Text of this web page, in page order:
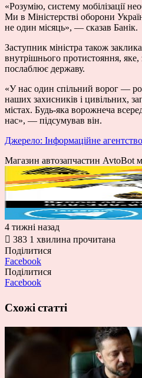
«Розумію, систему мобілізації
Ми в Міністерстві оборони
не один місяць», — сказав Банік.
Заступник міністра також
внутрішнього протистояння,
послаблює державу.
«У нас один спільний ворог —
наших захисників і цивільних,
містах. Будь-яка ворожнеча
нас», — підсумував він.
Джерело: Інформаційне
Магазин автозапчастин AvtoBot
4 тижні назад
383 1 хвилина прочитана
Поділитися
Facebook
Поділитися
Facebook
Схожі статті